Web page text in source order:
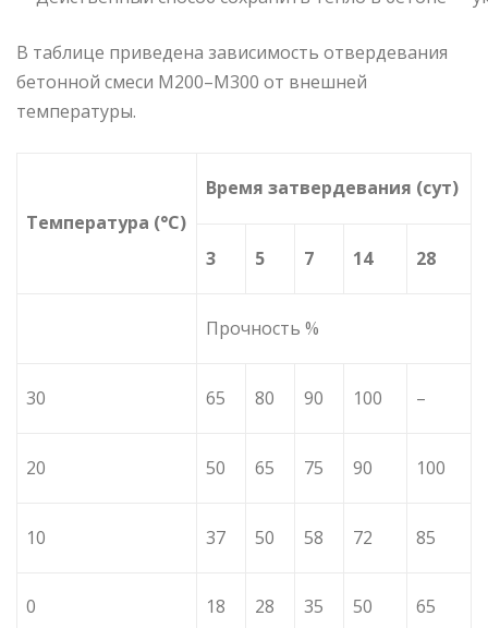
В таблице приведена зависимость отвердевания
бетонной смеси M200–M300 от внешней
температуры.
Температура (°C)
Время затвердевания (сут)
3 5 7 14 28
Прочность %
30 65 80 90 100 –
20 50 65 75 90 100
10 37 50 58 72 85
0 18 28 35 50 65